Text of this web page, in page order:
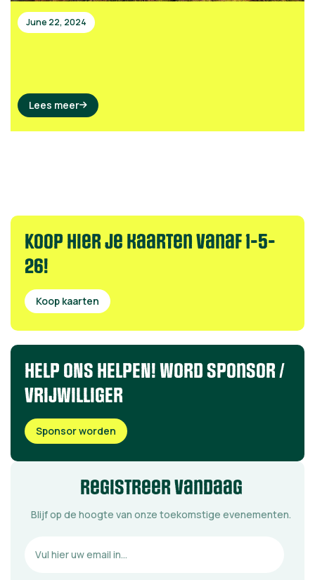
June 22, 2024
Lees meer
Koop hier je kaarten Vanaf 1-5-
26!
Koop kaarten
HELP ONS HELPEN! word sponsor /
VRIJWILLIGER
Sponsor worden
registreer vandaag
Blijf op de hoogte van onze toekomstige evenementen.